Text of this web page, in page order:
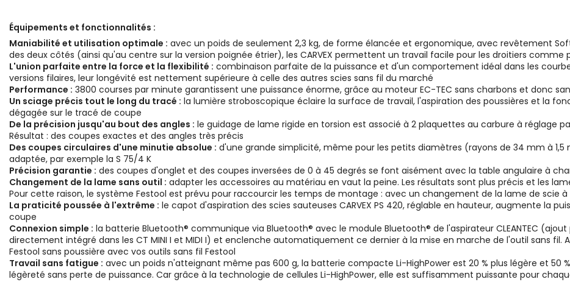
Équipements et fonctionnalités :
Maniabilité et utilisation optimale : avec un poids de seulement 2,3 kg, de forme élancée et ergonomique, avec revêtement
des deux côtés (ainsi qu'au centre sur la version poignée étrier), les CARVEX permettent un travail facile pour les droitiers comme
L'union parfaite entre la force et la flexibilité : combinaison parfaite de la puissance et d'un comportement idéal dans les
versions filaires, leur longévité est nettement supérieure à celle des autres scies sans fil du marché
Performance : 3800 courses par minute garantissent une puissance énorme, grâce au moteur EC-TEC sans charbons et donc
Un sciage précis tout le long du tracé : la lumière stroboscopique éclaire la surface de travail, l'aspiration des poussières et la
dégagée sur le tracé de coupe
De la précision jusqu'au bout des angles : le guidage de lame rigide en torsion est associé à 2 plaquettes au carbure à réglage
Résultat : des coupes exactes et des angles très précis
Des coupes circulaires d'une minutie absolue : d'une grande simplicité, même pour les petits diamètres (rayons de 34 mm à
adaptée, par exemple la S 75/4 K
Précision garantie : des coupes d'onglet et des coupes inversées de 0 à 45 degrés se font aisément avec la table angulaire à
Changement de la lame sans outil : adapter les accessoires au matériau en vaut la peine. Les résultats sont plus précis et les
Pour cette raison, le système Festool est prévu pour raccourcir les temps de montage : avec un changement de la lame de scie
La praticité poussée à l'extrême : le capot d'aspiration des scies sauteuses CARVEX PS 420, réglable en hauteur, augmente la
coupe
Connexion simple : la batterie Bluetooth® communique via Bluetooth® avec le module Bluetooth® de l'aspirateur CLEANTEC
directement intégré dans les CT MINI I et MIDI I) et enclenche automatiquement ce dernier à la mise en marche de l'outil sans
Festool sans poussière avec vos outils sans fil Festool
Travail sans fatigue : avec un poids n'atteignant même pas 600 g, la batterie compacte Li-HighPower est 20 % plus légère et 50
légèreté sans perte de puissance. Car grâce à la technologie de cellules Li-HighPower, elle est suffisamment puissante pour